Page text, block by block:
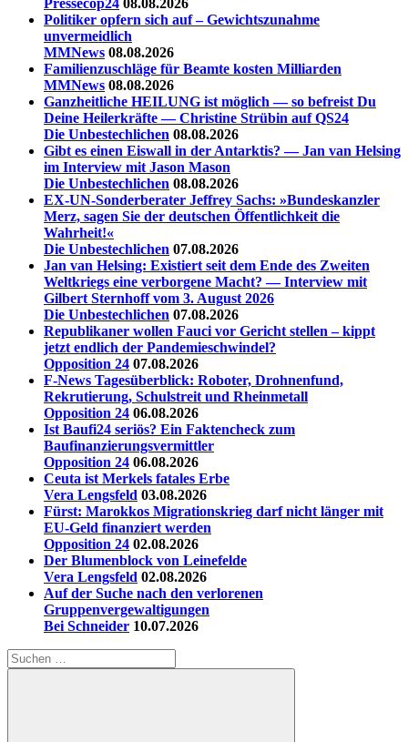
Politiker opfern sich auf – Gewichtszunahme
unvermeidlich
MMNews 08.08.2026
Familienzuschläge für Beamte kosten Milliarden
MMNews 08.08.2026
Ganzheitliche HEILUNG ist möglich — so befreist Du
Deine Heilerkräfte — Christine Strübin auf QS24
Die Unbestechlichen 08.08.2026
Gibt es einen Eiswall in der Antarktis? — Jan van Helsing
im Interview mit Jason Mason
Die Unbestechlichen 08.08.2026
EX-UN-Sonderberater Jeffrey Sachs: »Bundeskanzler
Merz, sagen Sie der deutschen Öffentlichkeit die
Wahrheit!«
Die Unbestechlichen 07.08.2026
Jan van Helsing: Existiert seit dem Ende des Zweiten
Weltkriegs eine verborgene Macht? — Interview mit
Gilbert Sternhoff vom 3. August 2026
Die Unbestechlichen 07.08.2026
Republikaner wollen Fauci vor Gericht stellen – kippt
jetzt endlich der Pandemieschwindel?
Opposition 24 07.08.2026
F-News Tagesüberblick: Roboter, Drohnenfund,
Rekrutierung, Schulstreit und Rheinmetall
Opposition 24 06.08.2026
Ist Baufi24 seriös? Ein Faktencheck zum
Baufinanzierungsvermittler
Opposition 24 06.08.2026
Ceuta ist Merkels fatales Erbe
Vera Lengsfeld 03.08.2026
Fürst: Marokkos Migrationskrieg darf nicht länger mit
EU-Geld finanziert werden
Opposition 24 02.08.2026
Der Blumenblock von Leinefelde
Vera Lengsfeld 02.08.2026
Auf der Suche nach den verlorenen
Gruppenvergewaltigungen
Bei Schneider 10.07.2026
Suchen
nach: